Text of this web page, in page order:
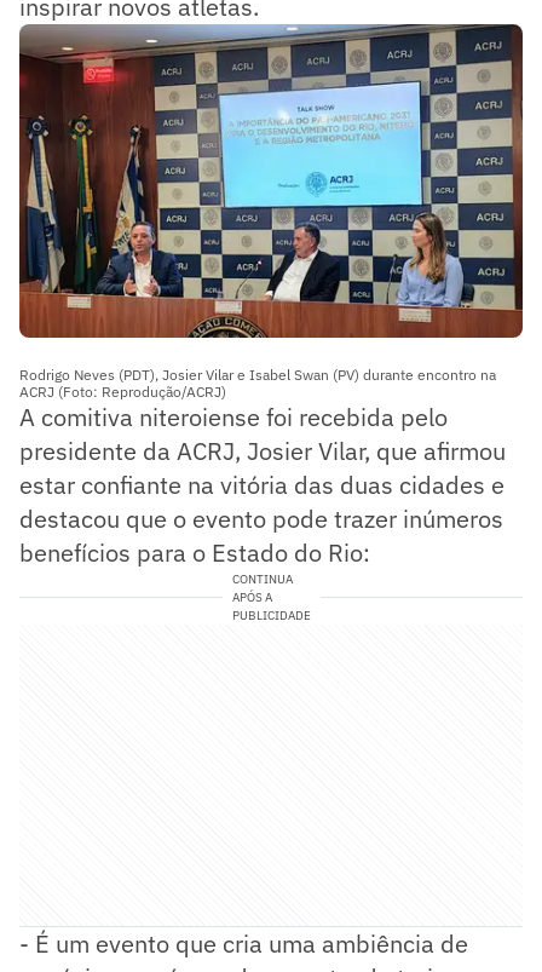
Rodrigo Neves (PDT), Josier Vilar e Isabel Swan (PV) durante encontro na
ACRJ (Foto: Reprodução/ACRJ)
A comitiva niteroiense foi recebida pelo
presidente da ACRJ, Josier Vilar, que afirmou
estar confiante na vitória das duas cidades e
destacou que o evento pode trazer inúmeros
benefícios para o Estado do Rio:
CONTINUA
APÓS A
PUBLICIDADE
- É um evento que cria uma ambiência de